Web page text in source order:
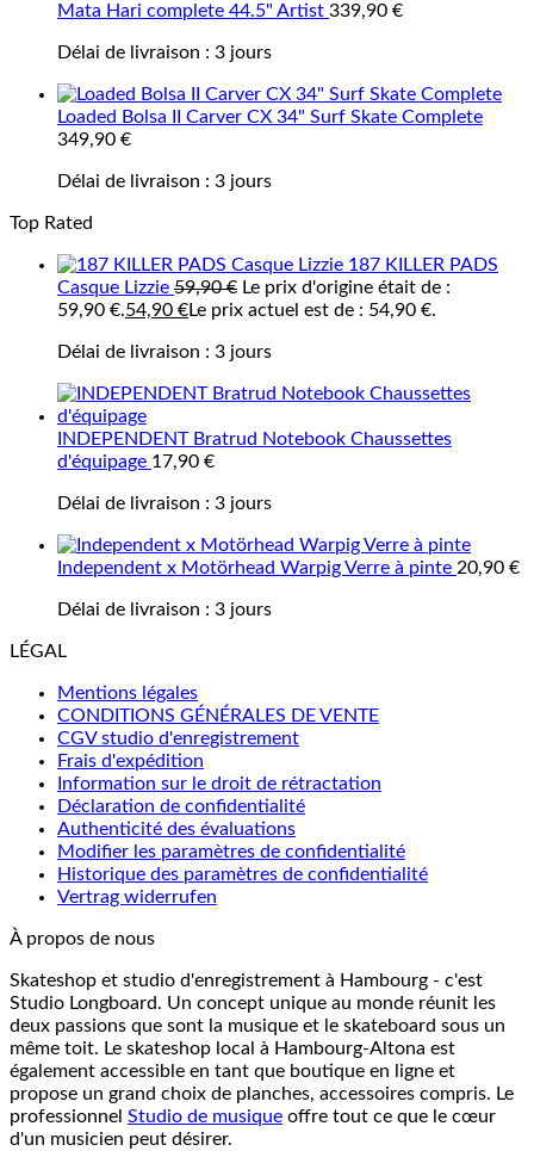
Mata Hari complete 44.5" Artist 339,90 €
Délai de livraison : 3 jours
Loaded Bolsa II Carver CX 34" Surf Skate Complete
349,90 €
Délai de livraison : 3 jours
Top Rated
187 KILLER PADS
Casque Lizzie 59,90€ Le prix d'origine était de :
59,90 €.54,90 €Le prix actuel est de : 54,90 €.
Délai de livraison : 3 jours
INDEPENDENT Bratrud Notebook Chaussettes
d'équipage 17,90 €
Délai de livraison : 3 jours
Independent x Motörhead Warpig Verre à pinte 20,90 €
Délai de livraison : 3 jours
LÉGAL
Mentions légales
CONDITIONS GÉNÉRALES DE VENTE
CGV studio d'enregistrement
Frais d'expédition
Information sur le droit de rétractation
Déclaration de confidentialité
Authenticité des évaluations
Modifier les paramètres de confidentialité
Historique des paramètres de confidentialité
Vertrag widerrufen
À propos de nous
Skateshop et studio d'enregistrement à Hambourg - c'est
Studio Longboard. Un concept unique au monde réunit les
deux passions que sont la musique et le skateboard sous un
même toit. Le skateshop local à Hambourg-Altona est
également accessible en tant que boutique en ligne et
propose un grand choix de planches, accessoires compris. Le
professionnel Studio de musique offre tout ce que le cœur
d'un musicien peut désirer.